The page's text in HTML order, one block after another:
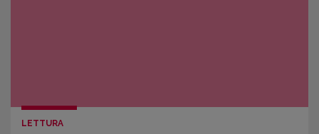
LETTURA